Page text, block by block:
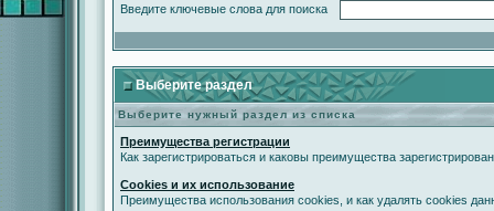
Введите ключевые слова для поиска
Выберите раздел
Выберите нужный раздел из списка
Преимущества регистрации
Как зарегистрироваться и каковы преимущества
Cookies и их использование
Преимущества использования cookies, и как удалять cookies